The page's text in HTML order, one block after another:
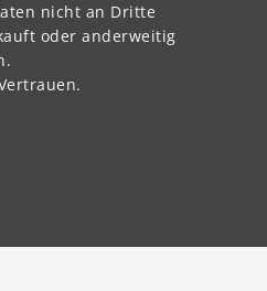
nicht an Dritte
oder anderweitig